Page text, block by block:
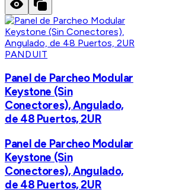
PANDUIT
Panel de Parcheo Modular
Keystone (Sin
Conectores), Angulado,
de 48 Puertos, 2UR
Panel de Parcheo Modular
Keystone (Sin
Conectores), Angulado,
de 48 Puertos, 2UR